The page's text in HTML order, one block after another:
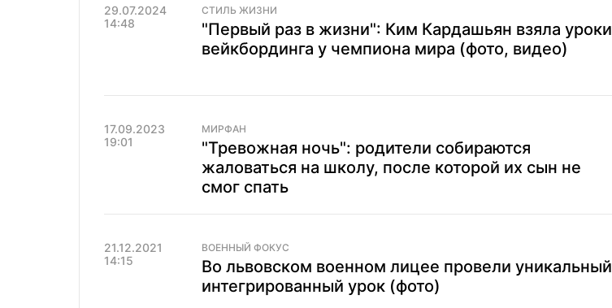
29.07.2024
14:48
СТИЛЬ ЖИЗНИ
"Первый раз в жизни": Ким Кардашьян взяла уроки
вейкбординга у чемпиона мира (фото, видео)
17.09.2023
19:01
МИРФАН
"Тревожная ночь": родители собираются
жаловаться на школу, после которой их сын не
смог спать
21.12.2021
14:15
ВОЕННЫЙ ФОКУС
Во львовском военном лицее провели уникальный
интегрированный урок (фото)